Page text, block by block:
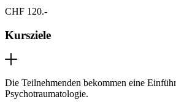
CHF 120.-
Kursziele
Die Teilnehmenden bekommen eine
Psychotraumatologie.